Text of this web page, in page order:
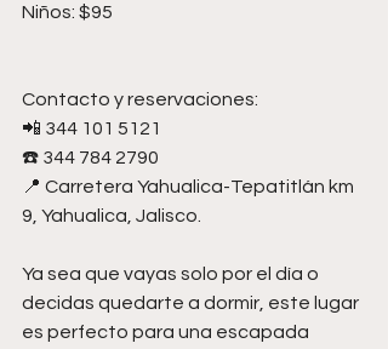
Niños: $95
Contacto y reservaciones:
📲 344 101 5121
☎️ 344 784 2790
📍 Carretera Yahualica-Tepatitlán km
9, Yahualica, Jalisco.
Ya sea que vayas solo por el día o
decidas quedarte a dormir, este lugar
es perfecto para una escapada